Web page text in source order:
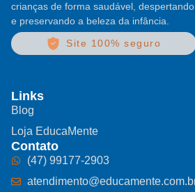
crianças de forma saudável,
e preservando a beleza da infância.
Site 100% seguro
Links
Blog
Loja EducaMente
Contato
(47) 99177-2903